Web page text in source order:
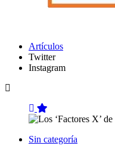
Artículos
Twitter
Instagram
Sin categoría